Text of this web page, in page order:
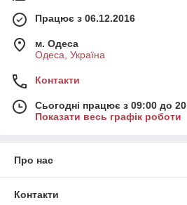
Працює з 06.12.2016
м. Одеса
Одеса, Україна
Контакти
Сьогодні працює з 09:00 до
Показати весь графік роботи
Про нас
Контакти